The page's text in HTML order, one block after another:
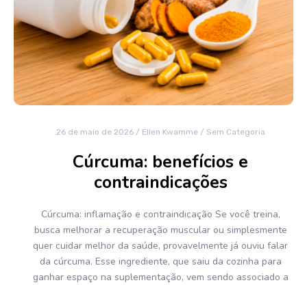
26 de maio de 2026 / Ellen Kwamme / Sem Categoria
Cúrcuma: benefícios e
contraindicações
Cúrcuma: inflamação e contraindicação Se você treina,
busca melhorar a recuperação muscular ou simplesmente
quer cuidar melhor da saúde, provavelmente já ouviu falar
da cúrcuma. Esse ingrediente, que saiu da cozinha para
ganhar espaço na suplementação, vem sendo associado a